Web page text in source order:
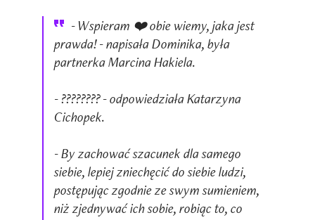
- Wspieram ❤️ obie wiemy, jaka jest
prawda! - napisała Dominika, była
partnerka Marcina Hakiela.
- ???????? - odpowiedziała Katarzyna
Cichopek.
- By zachować szacunek dla samego
siebie, lepiej zniechęcić do siebie ludzi,
postępując zgodnie ze swym sumieniem,
niż zjednywać ich sobie, robiąc to, co